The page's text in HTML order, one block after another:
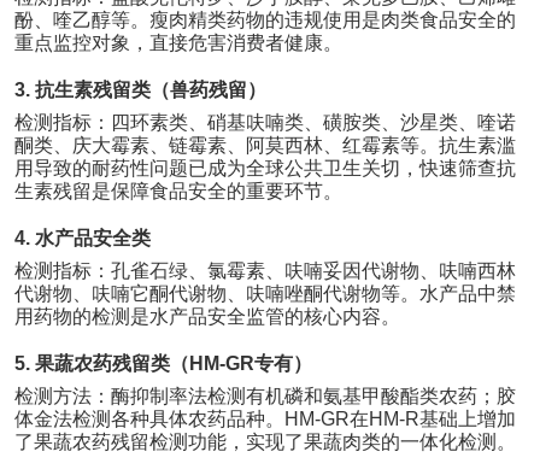
酚、喹乙醇等。瘦肉精类药物的违规使用是肉类食品安全的
重点监控对象，直接危害消费者健康。
3. 抗生素残留类（兽药残留）
检测指标：四环素类、硝基呋喃类、磺胺类、沙星类、喹诺
酮类、庆大霉素、链霉素、阿莫西林、红霉素等。抗生素滥
用导致的耐药性问题已成为全球公共卫生关切，快速筛查抗
生素残留是保障食品安全的重要环节。
4. 水产品安全类
检测指标：孔雀石绿、氯霉素、呋喃妥因代谢物、呋喃西林
代谢物、呋喃它酮代谢物、呋喃唑酮代谢物等。水产品中禁
用药物的检测是水产品安全监管的核心内容。
5. 果蔬农药残留类（ HM-GR专有）
检测方法：酶抑制率法检测有机磷和氨基甲酸酯类农药；胶
体金法检测各种具体农药品种。
HM-GR在HM-R基础上增加
了果蔬农药残留检测功能，实现了果蔬肉类的一体化检测。